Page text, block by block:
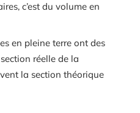
c’est du volume en
en pleine terre ont des
réelle de la
la section théorique